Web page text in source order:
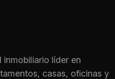
inmobiliario líder en
casas, oficinas y